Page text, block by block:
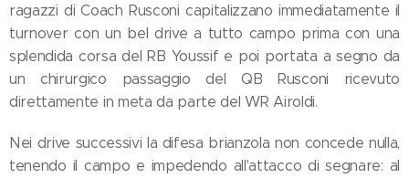
ragazzi di Coach Rusconi capitalizzano immediatamente il
turnover con un bel drive a tutto campo prima con una
splendida corsa del RB Youssif e poi portata a segno da
un chirurgico passaggio del QB Rusconi ricevuto
direttamente in meta da parte del WR Airoldi.
Nei drive successivi la difesa brianzola non concede nulla,
tenendo il campo e impedendo all'attacco di segnare: al